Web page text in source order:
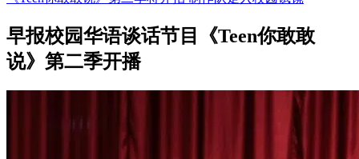
早报校园华语谈话节目《Teen你敢敢
说》第二季开播